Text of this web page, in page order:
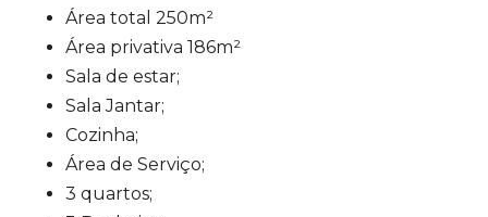
Área total 250m²
Área privativa 186m²
Sala de estar;
Sala Jantar;
Cozinha;
Área de Serviço;
3 quartos;